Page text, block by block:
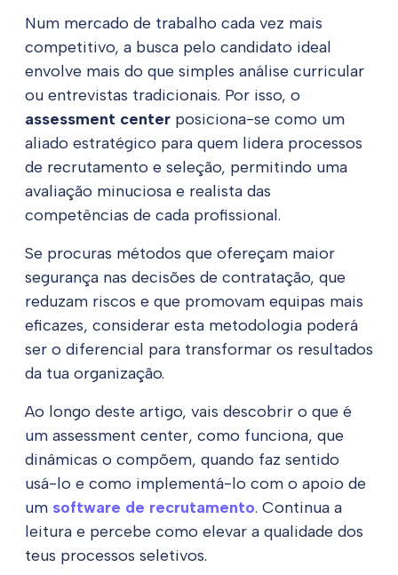
Num mercado de trabalho cada vez mais
competitivo, a busca pelo candidato ideal
envolve mais do que simples análise curricular
ou entrevistas tradicionais. Por isso, o
assessment center posiciona-se como um
aliado estratégico para quem lidera processos
de recrutamento e seleção, permitindo uma
avaliação minuciosa e realista das
competências de cada profissional.
Se procuras métodos que ofereçam maior
segurança nas decisões de contratação, que
reduzam riscos e que promovam equipas mais
eficazes, considerar esta metodologia poderá
ser o diferencial para transformar os resultados
da tua organização.
Ao longo deste artigo, vais descobrir o que é
um assessment center, como funciona, que
dinâmicas o compõem, quando faz sentido
usá-lo e como implementá-lo com o apoio de
um software de recrutamento. Continua a
leitura e percebe como elevar a qualidade dos
teus processos seletivos.